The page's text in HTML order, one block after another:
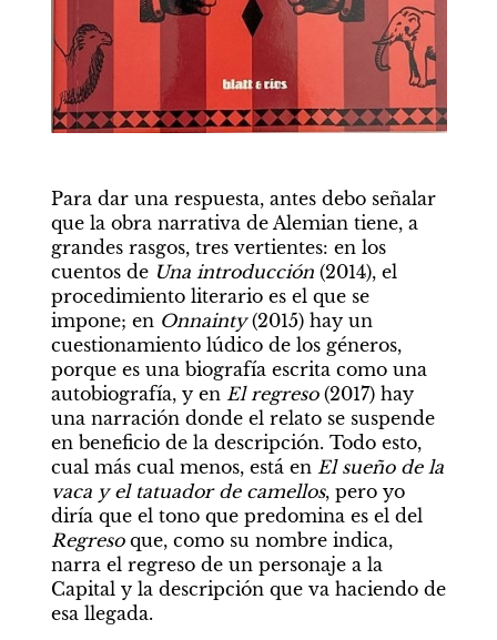
Para dar una respuesta, antes debo señalar
que la obra narrativa de Alemian tiene, a
grandes rasgos, tres vertientes: en los
cuentos de Una introducción (2014), el
procedimiento literario es el que se
impone; en Onnainty (2015) hay un
cuestionamiento lúdico de los géneros,
porque es una biografía escrita como una
autobiografía, y en El regreso (2017) hay
una narración donde el relato se suspende
en beneficio de la descripción. Todo esto,
cual más cual menos, está en El sueño de la
vaca y el tatuador de camellos, pero yo
Regreso que, como su nombre indica,
narra el regreso de un personaje a la
Capital y la descripción que va haciendo de
esa llegada.